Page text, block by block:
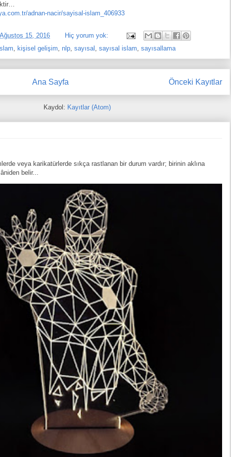
adnan-nacir/sayisal-islam_406933
Ağustos 15, 2016
Hiç yorum yok:
, kişisel gelişim, nlp, sayısal , sayısal islam, sayısallama
Önceki Kayıtlar
Ana Sayfa
Kaydol: Kayıtlar (Atom)
veya karikatürlerde sıkça rastlanan bir durum vardır; birinin aklına
belir...